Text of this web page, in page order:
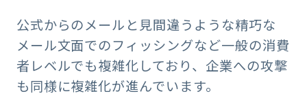
公式からのメールと見間違うような精巧な
メール文面でのフィッシングなど一般の消費
者レベルでも複雑化しており、企業への攻撃
も同様に複雑化が進んでいます。